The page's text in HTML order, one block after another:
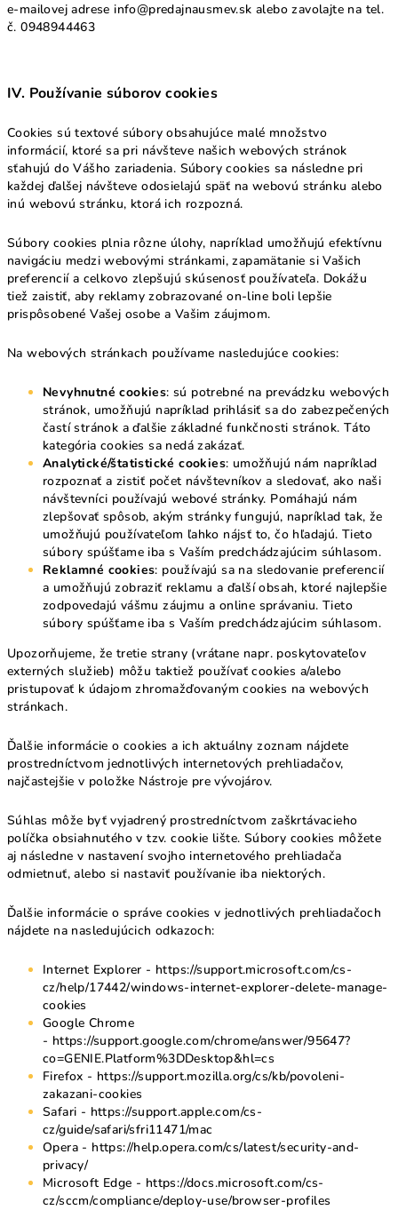
e-mailovej adrese info@predajnausmev.sk alebo zavolajte na tel.
č. 0948944463
IV. Používanie súborov cookies
Cookies sú textové súbory obsahujúce malé množstvo
informácií, ktoré sa pri návšteve našich webových stránok
sťahujú do Vášho zariadenia. Súbory cookies sa následne pri
každej ďalšej návšteve odosielajú späť na webovú stránku alebo
inú webovú stránku, ktorá ich rozpozná.
Súbory cookies plnia rôzne úlohy, napríklad umožňujú efektívnu
navigáciu medzi webovými stránkami, zapamätanie si Vašich
preferencií a celkovo zlepšujú skúsenosť používateľa. Dokážu
tiež zaistiť, aby reklamy zobrazované on-line boli lepšie
prispôsobené Vašej osobe a Vašim záujmom.
Na webových stránkach používame nasledujúce cookies:
Nevyhnutné cookies: sú potrebné na prevádzku webových
stránok, umožňujú napríklad prihlásiť sa do zabezpečených
častí stránok a ďalšie základné funkčnosti stránok. Táto
kategória cookies sa nedá zakázať.
Analytické/štatistické cookies: umožňujú nám napríklad
rozpoznať a zistiť počet návštevníkov a sledovať, ako naši
návštevníci používajú webové stránky. Pomáhajú nám
zlepšovať spôsob, akým stránky fungujú, napríklad tak, že
umožňujú používateľom ľahko nájsť to, čo hľadajú. Tieto
súbory spúšťame iba s Vaším predchádzajúcim súhlasom.
Reklamné cookies: používajú sa na sledovanie preferencií
a umožňujú zobraziť reklamu a ďalší obsah, ktoré najlepšie
zodpovedajú vášmu záujmu a online správaniu. Tieto
súbory spúšťame iba s Vaším predchádzajúcim súhlasom.
Upozorňujeme, že tretie strany (vrátane napr. poskytovateľov
externých služieb) môžu taktiež používať cookies a/alebo
pristupovať k údajom zhromažďovaným cookies na webových
stránkach.
Ďalšie informácie o cookies a ich aktuálny zoznam nájdete
prostredníctvom jednotlivých internetových prehliadačov,
najčastejšie v položke Nástroje pre vývojárov.
Súhlas môže byť vyjadrený prostredníctvom zaškrtávacieho
políčka obsiahnutého v tzv. cookie lište. Súbory cookies môžete
aj následne v nastavení svojho internetového prehliadača
odmietnuť, alebo si nastaviť používanie iba niektorých.
Ďalšie informácie o správe cookies v jednotlivých prehliadačoch
nájdete na nasledujúcich odkazoch:
Internet Explorer - https://support.microsoft.com/cs-
cz/help/17442/windows-internet-explorer-delete-manage-
cookies
Google Chrome
- https://support.google.com/chrome/answer/95647?
co=GENIE.Platform%3DDesktop&hl=cs
Firefox - https://support.mozilla.org/cs/kb/povoleni-
zakazani-cookies
Safari - https://support.apple.com/cs-
cz/guide/safari/sfri11471/mac
Opera - https://help.opera.com/cs/latest/security-and-
privacy/
Microsoft Edge - https://docs.microsoft.com/cs-
cz/sccm/compliance/deploy-use/browser-profiles